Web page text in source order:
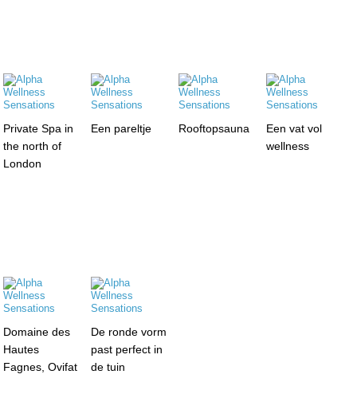
Private Spa in
the north of
London
Een pareltje Rooftopsauna
Een vat vol
wellness
Domaine des
Hautes
Fagnes, Ovifat
De ronde vorm
past perfect in
de tuin